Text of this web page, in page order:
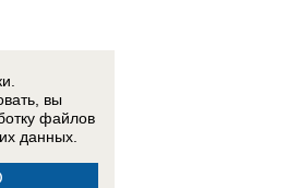
вы
файлов
данных.